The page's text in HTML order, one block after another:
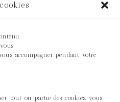
accompagner pendant votre
tout ou partie des cookies, vous
fabric samples.
or upon return.
Custom-made service